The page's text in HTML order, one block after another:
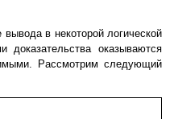
в некоторой логической
оказываются
Рассмотрим следующий